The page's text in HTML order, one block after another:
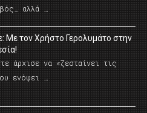
αλλά …
Με τον Χρήστο Γερολυμάτο στην
άρχισε να «ζεσταίνει τις
ενόψει …